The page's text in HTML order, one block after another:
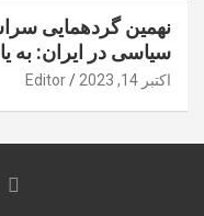
نهمین گردهمایی
سیاسی در ایران: به
اکتبر 14, 2023 Editor